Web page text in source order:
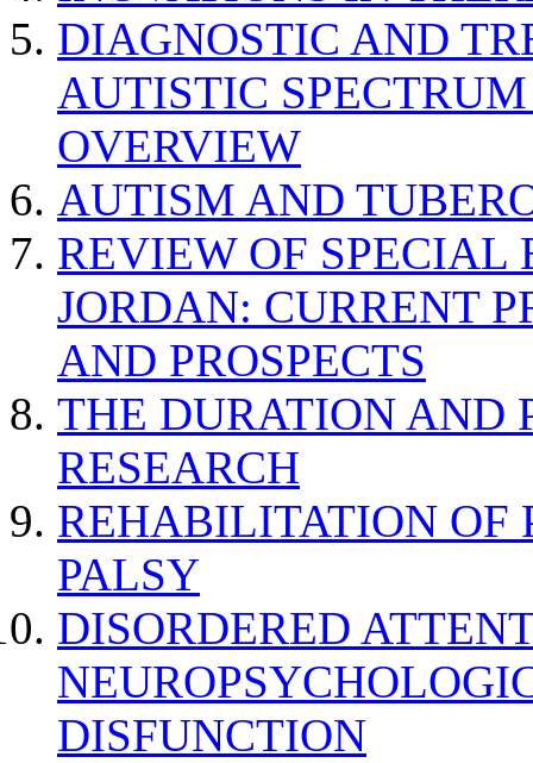
DIAGNOSTIC AND
AUTISTIC
OVERVIEW
AUTISM AND
REVIEW OF SPECIAL
JORDAN: CURRENT
AND PROSPECTS
THE DURATION AND
RESEARCH
REHABILITATION OF
PALSY
DISORDERED
DISFUNCTION